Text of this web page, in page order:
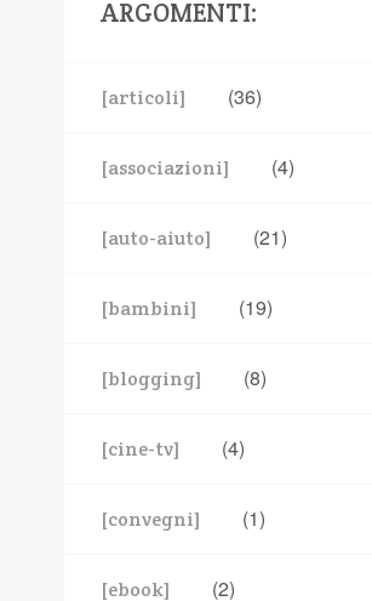
ARGOMENTI:
[articoli] (36)
[associazioni] (4)
[auto-aiuto] (21)
[bambini] (19)
[blogging] (8)
[cine-tv] (4)
[convegni] (1)
[ebook] (2)